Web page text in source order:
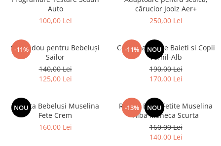
Auto
100,00 Lei
cărucior Joolz Aer+
250,00 Lei
-11%
Set Cadou pentru Bebeluși
Sailor
140,00 Lei
125,00 Lei
-11% NOU
Costumas Bebe Baieti si Copii
Vernil-Alb
190,00 Lei
170,00 Lei
NOU
Rochita Bebelusi Muselina
Fete Crem
160,00 Lei
-13% NOU
Rochie Bebe Fetite Muselina
Alba Maneca Scurta
160,00 Lei
140,00 Lei